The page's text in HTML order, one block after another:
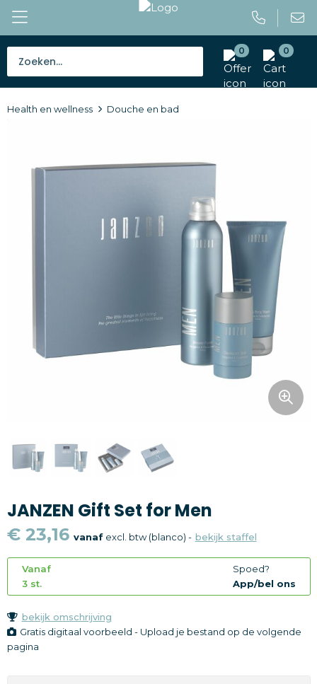
0 0
Tassen
Gereedschap en veiligheid
Kantoorartikelen
Gadgets
Textiel
Thema
Merken
Health en wellness Douche en bad
JANZEN Gift Set for Men
€ 23,16 vanafexcl. btw (blanco) - bekijk staffel
Vanaf
3 st.
Spoed?
App/bel ons
bekijk omschrijving
Gratis digitaal voorbeeld - Upload je bestand op de volgende
pagina